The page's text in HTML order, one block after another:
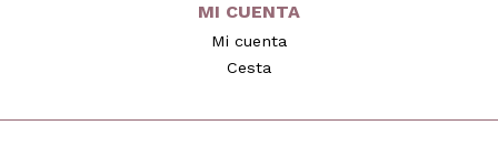
MI CUENTA
Mi cuenta
Cesta